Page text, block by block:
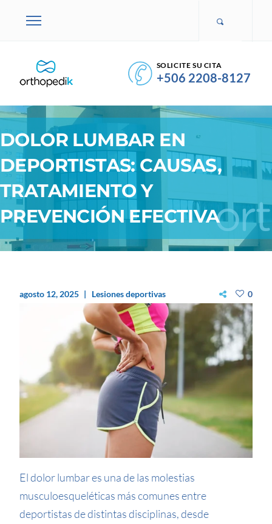
SOLICITE SU CITA
+506 2208-8127
DOLOR LUMBAR EN
DEPORTISTAS: CAUSAS,
TRATAMIENTO Y
PREVENCIÓN EFECTIVA
agosto 12, 2025 Lesiones deportivas 0
El dolor lumbar es una de las molestias
musculoesqueléticas más comunes entre
deportistas de distintas disciplinas, desde